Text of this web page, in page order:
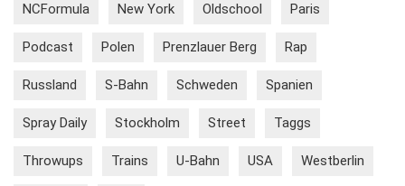
NCFormula New York Oldschool Paris
Podcast Polen Prenzlauer Berg Rap
Russland S-Bahn Schweden Spanien
Spray Daily Stockholm Street Taggs
Throwups Trains U-Bahn USA Westberlin